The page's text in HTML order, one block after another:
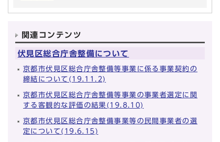
関連コンテンツ
伏見区総合庁舎整備について
京都市伏見区総合庁舎整備等事業に係る事業契約の
締結について(19.11.2)
京都市伏見区総合庁舎整備等事業の事業者選定に関
する客観的な評価の結果(19.8.10)
京都市伏見区総合庁舎整備事業等の民間事業者の選
定について(19.6.15)